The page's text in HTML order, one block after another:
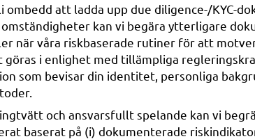
att ladda upp due diligence-/KYC-
kan vi begära ytterligare
när våra riskbaserade rutiner för att
göras i enlighet med tillämpliga
som bevisar din identitet, personliga
och ansvarsfullt spelande kan vi
baserat på (i) dokumenterade